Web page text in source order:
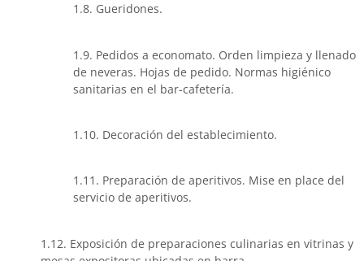
1.8. Gueridones.
1.9. Pedidos a economato. Orden limpieza y llenado
de neveras. Hojas de pedido. Normas higiénico
sanitarias en el bar-cafetería.
1.10. Decoración del establecimiento.
1.11. Preparación de aperitivos. Mise en place del
servicio de aperitivos.
1.12. Exposición de preparaciones culinarias en vitrinas y